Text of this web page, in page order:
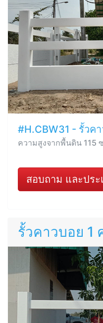
#H.CBW31 - รั้วค
ความสูงจากพื้นดิน 115
สอบถาม และประ
รั้วคาวบอย 1